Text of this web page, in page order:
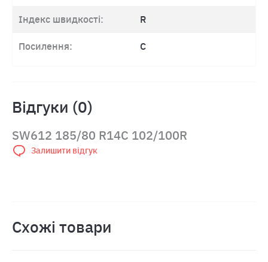
Індекс швидкості: R
Посилення: C
Відгуки (0)
SW612 185/80 R14C 102/100R
Залишити відгук
Схожі товари